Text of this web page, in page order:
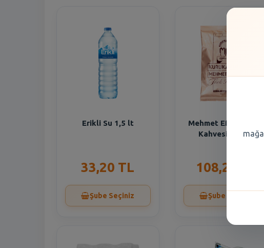
Erikli Su 1,5 lt
33,20 TL
Şube Seçiniz
Mehmet Efendi Türk
Kahvesi 100 Gr
108,20 TL
Şube Seçiniz